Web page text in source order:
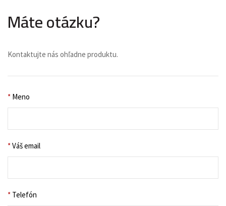
Máte otázku?
Kontaktujte nás ohľadne produktu.
* Meno
*Váš email
* Telefón